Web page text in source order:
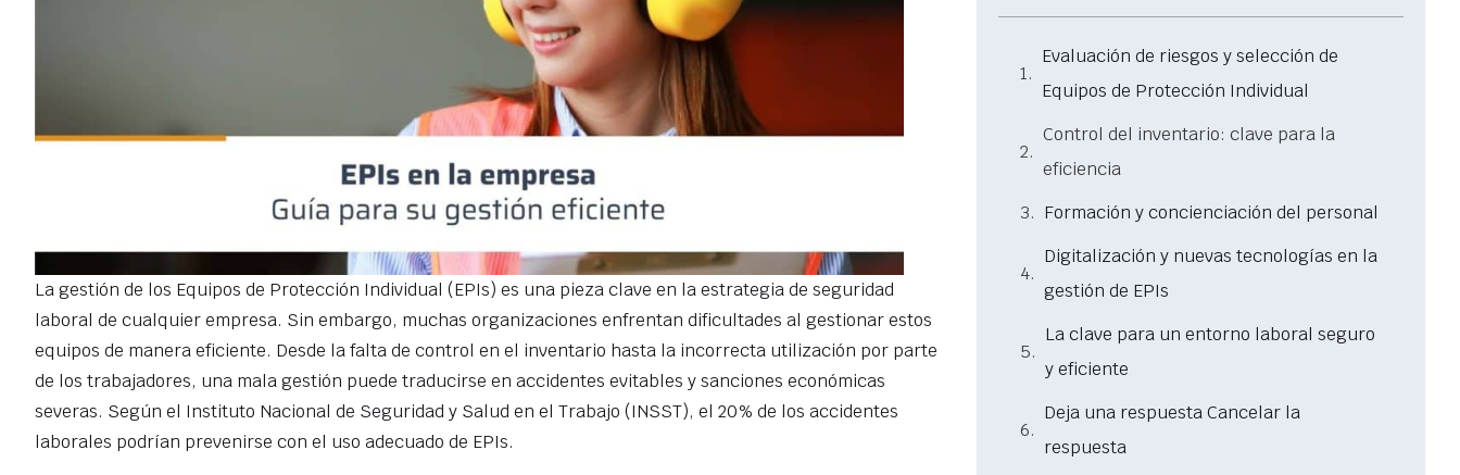
La gestión de los Equipos de Protección Individual (EPIs) es una pieza clave en la estrategia de seguridad
laboral de cualquier empresa. Sin embargo, muchas organizaciones enfrentan dificultades al gestionar estos
equipos de manera eficiente. Desde la falta de control en el inventario hasta la incorrecta utilización por parte
de los trabajadores, una mala gestión puede traducirse en accidentes evitables y sanciones económicas
severas. Según el Instituto Nacional de Seguridad y Salud en el Trabajo (INSST), el 20% de los accidentes
laborales podrían prevenirse con el uso adecuado de EPIs.
Evaluación de riesgos y selección de
Equipos de Protección Individual
Control del inventario: clave para la
eficiencia
Formación y concienciación del personal
Digitalización y nuevas tecnologías en la
gestión de EPIs
La clave para un entorno laboral seguro
y eficiente
Deja una respuesta Cancelar la
respuesta